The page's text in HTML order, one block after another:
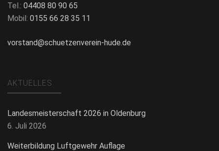
Tel.: 04408 80 90 65
Mobil: 0155 66 28 35 11
vorstand@schuetzenverein-hude.de
AKTUELLES
Landesmeisterschaft 2026 in Oldenburg
6. Juli 2026
Weiterbildung Luftgewehr Auflage